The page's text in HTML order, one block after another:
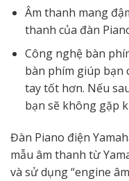
Âm thanh mang
thanh của đàn
Công nghệ bàn
bàn phím giúp bạn
tay tốt hơn. Nếu
bạn sẽ không gặp
Đàn Piano điện
mẫu âm thanh từ
và sử dụng “engine